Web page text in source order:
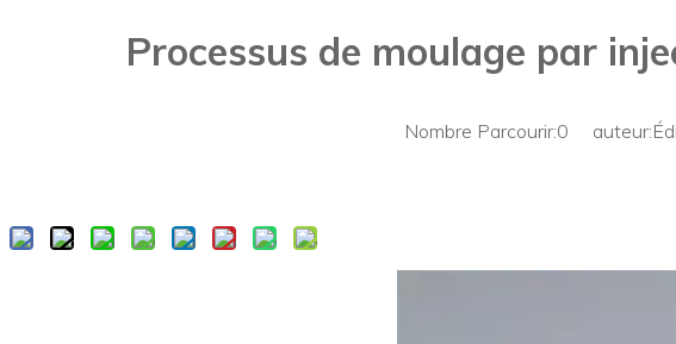
Processus de moulage par
Nombre Parcourir:0